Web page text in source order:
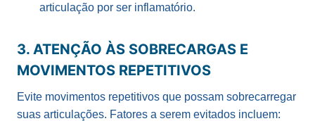
articulação por ser inflamatório.
3. ATENÇÃO ÀS SOBRECARGAS E
MOVIMENTOS REPETITIVOS
Evite movimentos repetitivos que possam sobrecarregar
suas articulações. Fatores a serem evitados incluem: